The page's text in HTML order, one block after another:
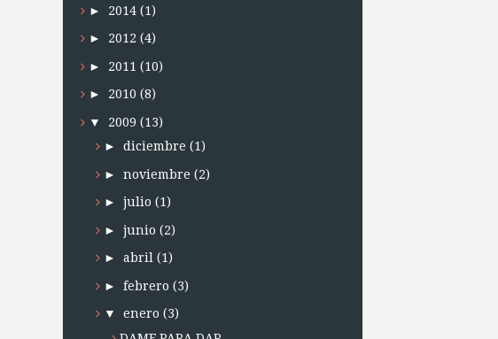
► 2014 (1)
► 2012 (4)
► 2011 (10)
► 2010 (8)
▼
2009 (13)
► diciembre (1)
► noviembre (2)
► julio (1)
► junio (2)
► abril (1)
► febrero (3)
▼
enero (3)